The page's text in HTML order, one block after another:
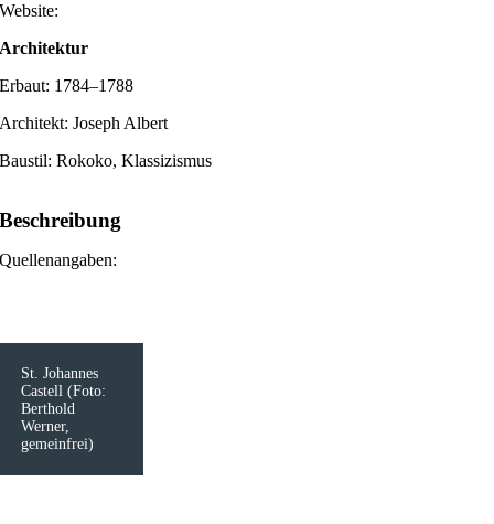
Website:
Architektur
Erbaut: 1784–1788
Architekt: Joseph Albert
Baustil: Rokoko, Klassizismus
Beschreibung
Quellenangaben:
St. Johannes
Castell (Foto:
Berthold
Werner,
gemeinfrei)